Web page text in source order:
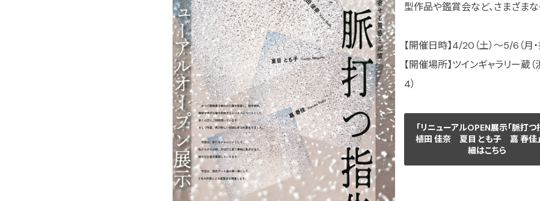
型作品や鑑賞会など、さまざまな
【開催日時】4/20（土）～5/6（月
【開催場所】ツインギャラリー蔵
4）
「リニューアルOPEN展示「脈打つ
植田 佳奈 夏目 とも子 嘉 春佳
細はこちら